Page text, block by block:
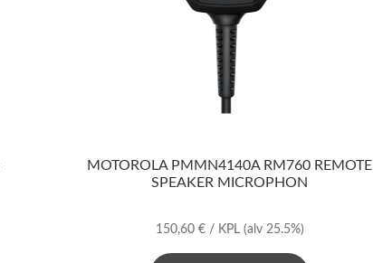
MOTOROLA PMMN4140A RM760 REMOTE
SPEAKER MICROPHON
150,60 €/ KPL (alv 25.5%)